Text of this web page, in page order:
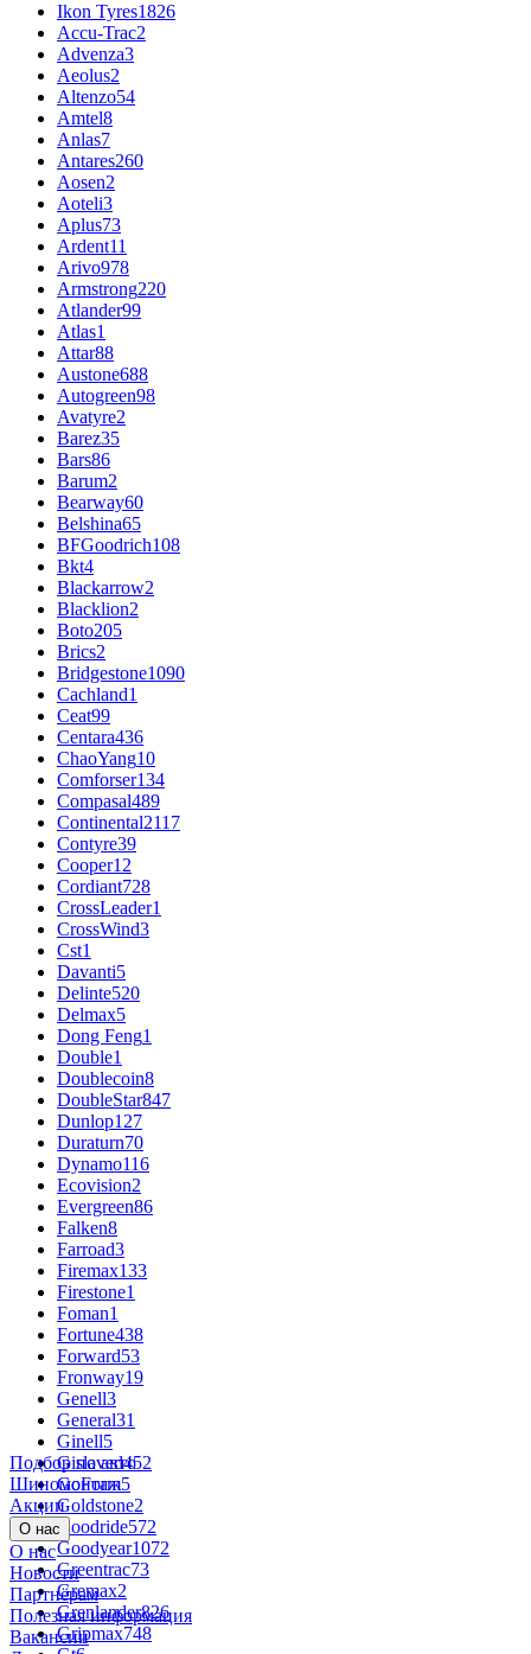
Ikon Tyres1826
Accu-Trac2
Advenza3
Aeolus2
Altenzo54
Amtel8
Anlas7
Antares260
Aosen2
Aoteli3
Aplus73
Ardent11
Arivo978
Armstrong220
Atlander99
Atlas1
Attar88
Austone688
Autogreen98
Avatyre2
Barez35
Bars86
Barum2
Bearway60
Belshina65
BFGoodrich108
Bkt4
Blackarrow2
Blacklion2
Boto205
Brics2
Bridgestone1090
Cachland1
Ceat99
Centara436
ChaoYang10
Comforser134
Compasal489
Continental2117
Contyre39
Cooper12
Cordiant728
CrossLeader1
CrossWind3
Cst1
Davanti5
Delinte520
Delmax5
Dong Feng1
Double1
Doublecoin8
DoubleStar847
Dunlop127
Duraturn70
Dynamo116
Ecovision2
Evergreen86
Falken8
Farroad3
Firemax133
Firestone1
Foman1
Fortune438
Forward53
Fronway19
Genell3
General31
Ginell5
Gislaved452
GoForm5
Goldstone2
Goodride572
Goodyear1072
Greentrac73
Gremax2
Grenlander826
Gripmax748
Подбор по авто
Шиномонтаж
Акции
О нас
О нас
Новости
Партнёрам
Полезная информация
Вакансии